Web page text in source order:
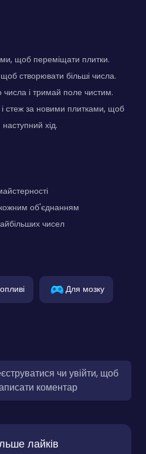
щоб переміщати плитки.
створювати більші числа.
і тримай поле чистим.
стеж за новими плитками, щоб
наступний хід.
об'єднанням
чисел
Для мозку
чи увійти, щоб
коментар
лайків